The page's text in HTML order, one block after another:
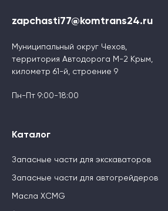
zapchasti77@komtrans24.ru
Муниципальный округ Чехов,
территория Автодорога М-2 Крым,
километр 61-й, строение 9
Пн-Пт 9:00-18:00
Каталог
Запасные части для экскаваторов
Запасные части для автогрейдеров
Масла XCMG